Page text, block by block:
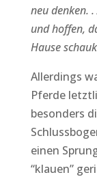
neu denken.
und hoffen,
Hause
Allerdings
Pferde
besonders
einen
“klauen”